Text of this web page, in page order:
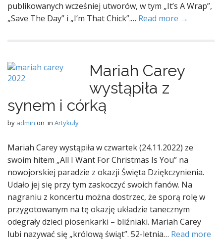
publikowanych wcześniej utworów, w tym „It’s A Wrap”,
„Save The Day” i „I’m That Chick”.… Read more →
Mariah Carey
wystąpiła z
synem i córką
by admin on in Artykuły
Mariah Carey wystąpiła w czwartek (24.11.2022) ze
swoim hitem „All I Want For Christmas Is You” na
nowojorskiej paradzie z okazji Święta Dziękczynienia.
Udało jej się przy tym zaskoczyć swoich fanów. Na
nagraniu z koncertu można dostrzec, że sporą rolę w
przygotowanym na tę okazję układzie tanecznym
odegrały dzieci piosenkarki – bliźniaki. Mariah Carey
lubi nazywać się „królową świąt”. 52-letnia… Read more